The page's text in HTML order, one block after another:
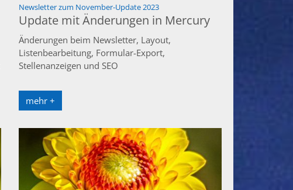
Newsletter zum November-Update 2023:
Update mit Änderungen in Mercury
Änderungen beim Newsletter, Layout,
Listenbearbeitung, Formular-Export,
Stellenanzeigen und SEO
mehr +